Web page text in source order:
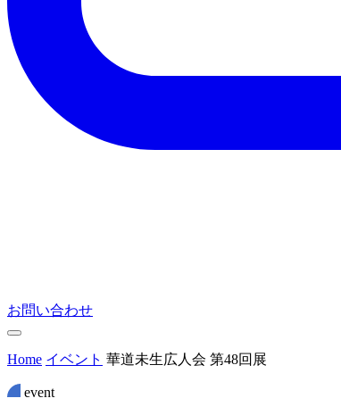
お問い合わせ
Home イベント 華道未生広人会 第48回展
event